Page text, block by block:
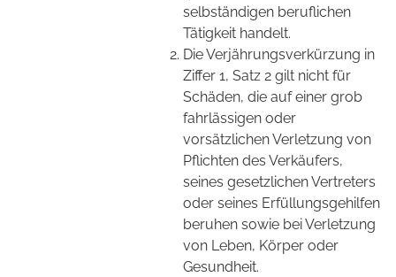
selbständigen beruflichen
Tätigkeit handelt.
Die Verjährungsverkürzung in
Ziffer 1, Satz 2 gilt nicht für
Schäden, die auf einer grob
fahrlässigen oder
vorsätzlichen Verletzung von
Pflichten des Verkäufers,
seines gesetzlichen Vertreters
oder seines Erfüllungsgehilfen
beruhen sowie bei Verletzung
von Leben, Körper oder
Gesundheit.